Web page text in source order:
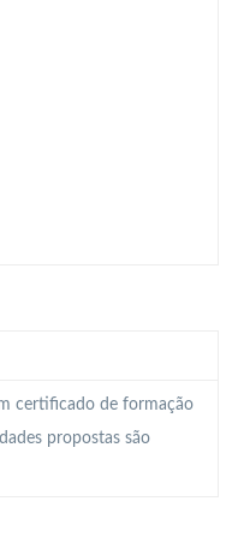
certificado de formação
propostas são